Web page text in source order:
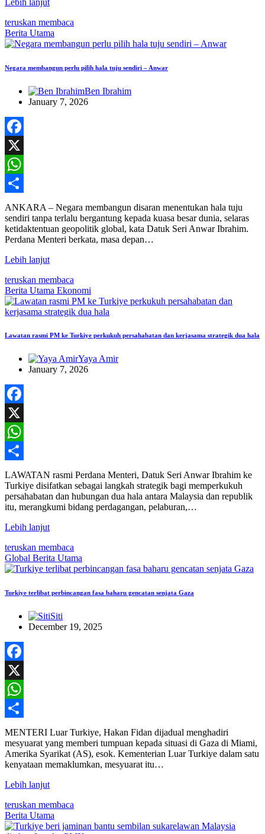
teruskan membaca
Berita Utama
Negara membangun perlu pilih hala tuju sendiri – Anwar
Ben Ibrahim
January 7, 2026
Facebook
X
WhatsApp
Share
ANKARA – Negara membangun disaran menentukan hala tuju
sendiri tanpa terlalu bergantung kepada kuasa besar dunia, selaras
ketidaktentuan geopolitik global, kata Datuk Seri Anwar Ibrahim.
Perdana Menteri berkata, masa depan…
Lebih lanjut
teruskan membaca
Berita Utama Ekonomi
Lawatan rasmi PM ke Turkiye perkukuh persahabatan dan kerjasama strategik dua hala
Yaya Amir
January 7, 2026
Facebook
X
WhatsApp
Share
LAWATAN rasmi Perdana Menteri, Datuk Seri Anwar Ibrahim ke
Turkiye disifatkan sebagai langkah strategik bagi memperkukuh
persahabatan dan hubungan dua hala antara Malaysia dan republik
itu, merangkumi bidang perdagangan, pelaburan,…
Lebih lanjut
teruskan membaca
Global Berita Utama
Turkiye terlibat perbincangan fasa baharu gencatan senjata Gaza
Siti
December 19, 2025
Facebook
X
WhatsApp
Share
MENTERI Luar Turkiye, Hakan Fidan dijadual menghadiri
mesyuarat yang memberi tumpuan kepada situasi di Gaza di Miami,
Amerika Syarikat (AS), esok. Kementerian Luar Turkiye dalam satu
kenyataan memaklumkan, mesyuarat itu…
Lebih lanjut
teruskan membaca
Berita Utama